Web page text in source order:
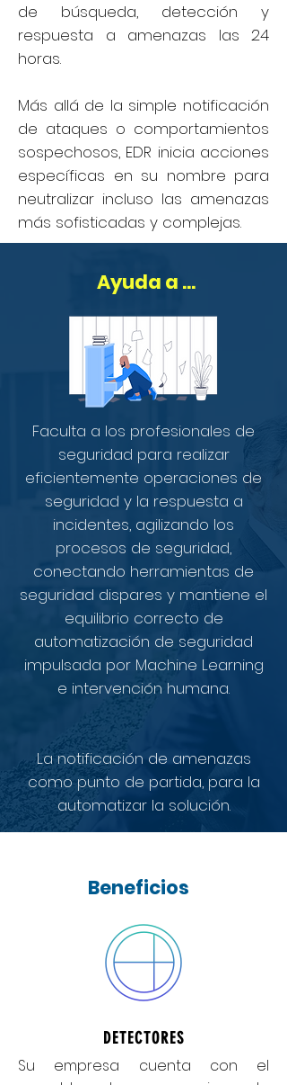
de búsqueda, detección y
respuesta a amenazas las 24
horas.
Más allá de la simple notificación
de ataques o comportamientos
sospechosos, EDR inicia acciones
específicas en su nombre para
neutralizar incluso las amenazas
más sofisticadas y complejas.
Ayuda a ...
Faculta a los profesionales de
seguridad para realizar
eficientemente operaciones de
seguridad y la respuesta a
incidentes, agilizando los
procesos de seguridad,
conectando herramientas de
seguridad dispares y mantiene el
equilibrio correcto de
automatización de seguridad
impulsada por Machine Learning
e intervención humana.
La notificación de amenazas
como punto de partida, para la
automatizar la solución.
DETECTORES
Su empresa cuenta con el
Beneficios